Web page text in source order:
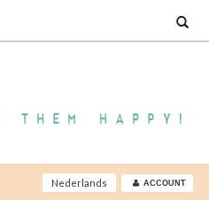
Nederlands ACCOUNT